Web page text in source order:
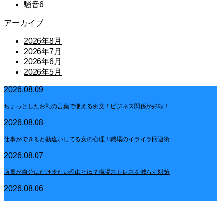
騒音6
アーカイブ
2026年8月
2026年7月
2026年6月
2026年5月
2026.08.09
ちょっとしたお礼の言葉で使える例文！ビジネス関係が好転！
2026.08.08
仕事ができると勘違いしてる女の心理！職場のイライラ回避術
2026.08.07
店長が自分にだけ冷たい理由とは？職場ストレスを減らす対策
2026.08.06